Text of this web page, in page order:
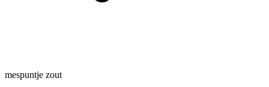
mespuntje zout